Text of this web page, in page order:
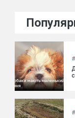
#
#